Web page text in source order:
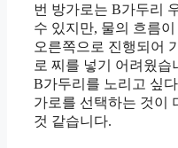
번 방가로는 B가두리
수 있지만, 물의 흐름이
오른쪽으로 진행되어
로 찌를 넣기 어려웠습
B가두리를 노리고 싶
가로를 선택하는 것이
것 같습니다.